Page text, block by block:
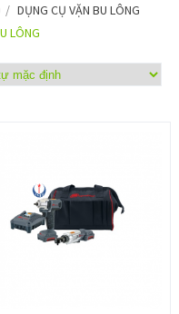
DỤNG CỤ VẶN BU LÔNG
LÔNG